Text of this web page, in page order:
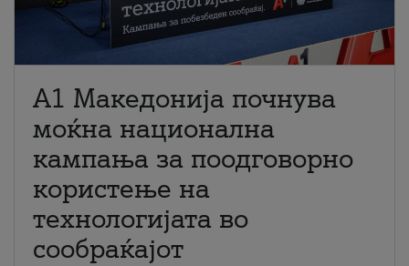
A1 Македонија почнува
моќна национална
кампања за поодговорно
користење на
технологијата во
сообраќајот